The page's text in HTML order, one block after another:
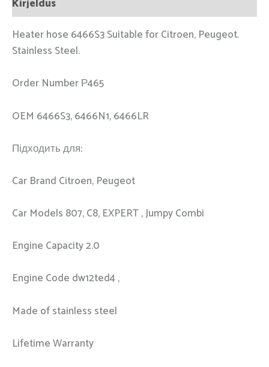
Kirjeldus
Heater hose 6466S3 Suitable for Citroen, Peugeot.
Stainless Steel.
Order Number Р465
OEM 6466S3, 6466N1, 6466LR
Підходить для:
Car Brand Citroen, Peugeot
Car Models 807, C8, EXPERT , Jumpy Combi
Engine Capacity 2.0
Engine Code dw12ted4 ,
Made of stainless steel
Lifetime Warranty